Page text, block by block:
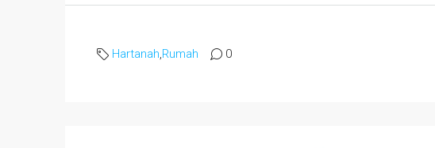
Hartanah Rumah 0